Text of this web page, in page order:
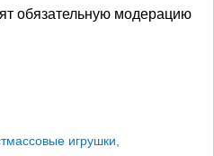
обязательную модерацию
игрушки